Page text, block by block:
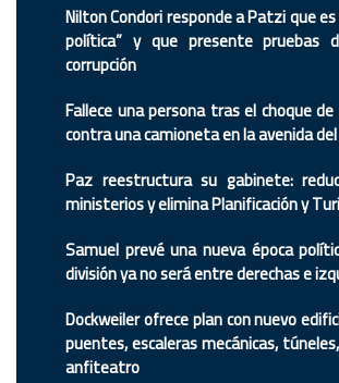
Nilton Condori responde a Patzi que
política” y que presente pruebas
corrupción
Fallece una persona tras el choque
contra una camioneta en la avenida
Paz reestructura su gabinete:
ministerios y elimina Planificación y
Samuel prevé una nueva época
división ya no será entre derechas e
Dockweiler ofrece plan con nuevo
puentes, escaleras mecánicas,
anfiteatro